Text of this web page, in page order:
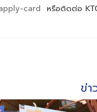
card หรือติดต่อ
ข่า